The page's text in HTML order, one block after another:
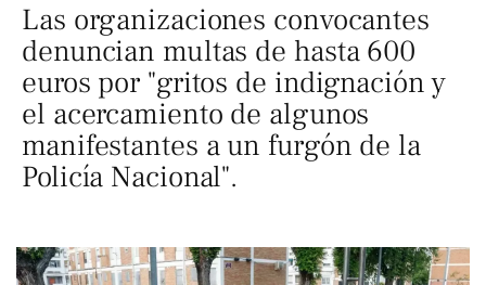
Las organizaciones convocantes
denuncian multas de hasta 600
euros por "gritos de indignación y
el acercamiento de algunos
manifestantes a un furgón de la
Policía Nacional".